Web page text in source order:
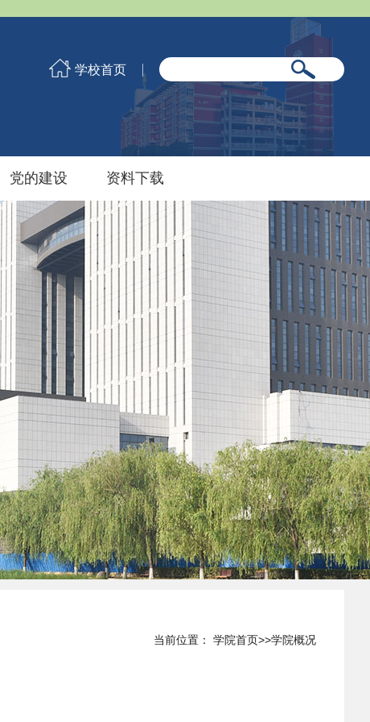
学校首页
党的建设 资料下载
当前位置： 学院首页>>学院概况